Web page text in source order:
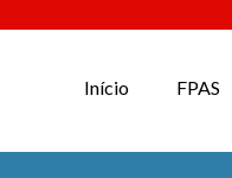
Início FPAS